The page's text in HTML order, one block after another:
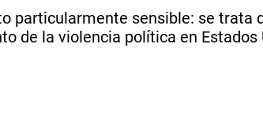
particularmente sensible: se
de la violencia política en Estados